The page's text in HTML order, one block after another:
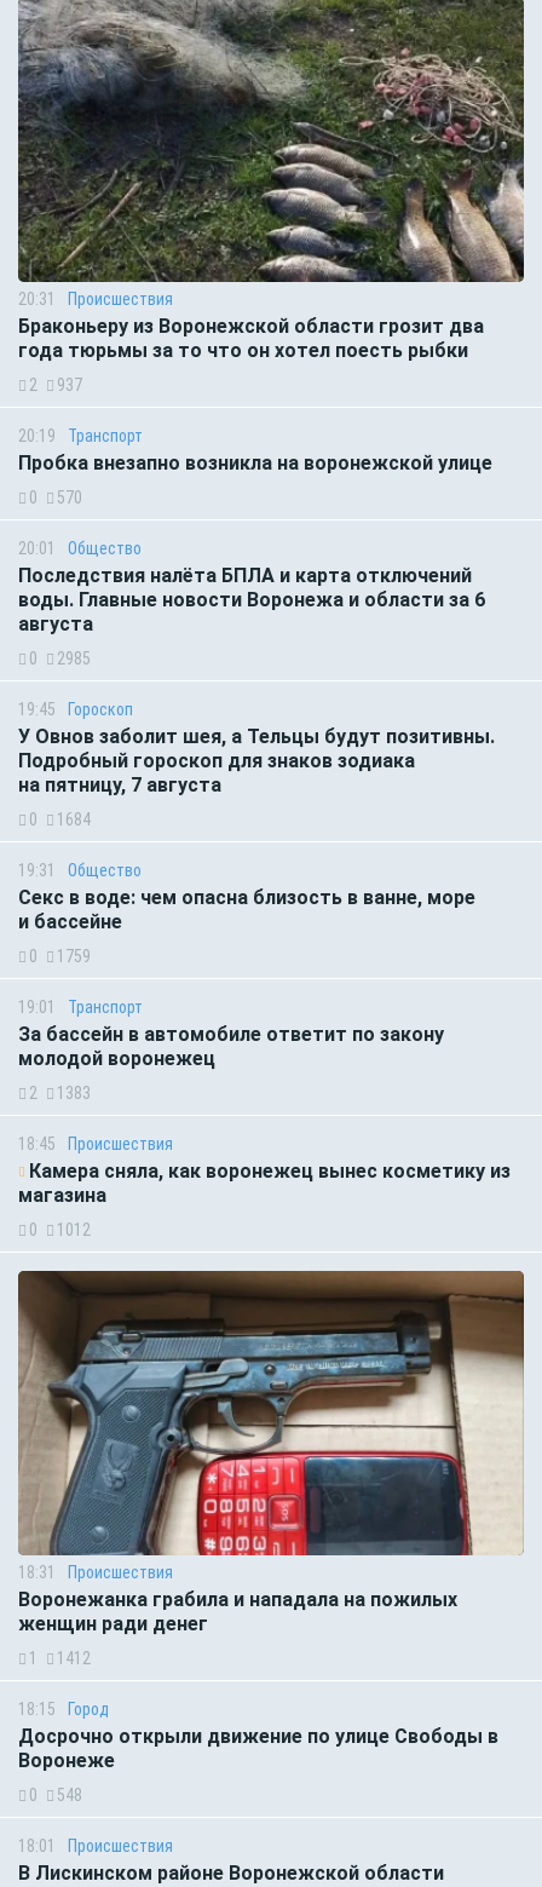
20:31 Происшествия
Браконьеру из Воронежской области грозит два
года тюрьмы за то что он хотел поесть рыбки
2 937
20:19 Транспорт
Пробка внезапно возникла на воронежской улице
0 570
20:01 Общество
Последствия налёта БПЛА и карта отключений
воды. Главные новости Воронежа и области за 6
августа
0 2985
19:45 Гороскоп
У Овнов заболит шея, а Тельцы будут позитивны.
Подробный гороскоп для знаков зодиака
на пятницу, 7 августа
0 1684
19:31 Общество
Секс в воде: чем опасна близость в ванне, море
и бассейне
0 1759
19:01 Транспорт
За бассейн в автомобиле ответит по закону
молодой воронежец
2 1383
18:45 Происшествия
Камера сняла, как воронежец вынес косметику из
магазина
0 1012
18:31 Происшествия
Воронежанка грабила и нападала на пожилых
женщин ради денег
1 1412
18:15 Город
Досрочно открыли движение по улице Свободы в
Воронеже
0 548
18:01 Происшествия
В Лискинском районе Воронежской области